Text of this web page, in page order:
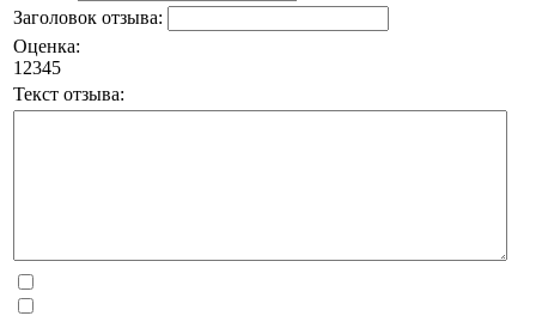
Заголовок отзыва:
Оценка:
1 2345
Текст отзыва: